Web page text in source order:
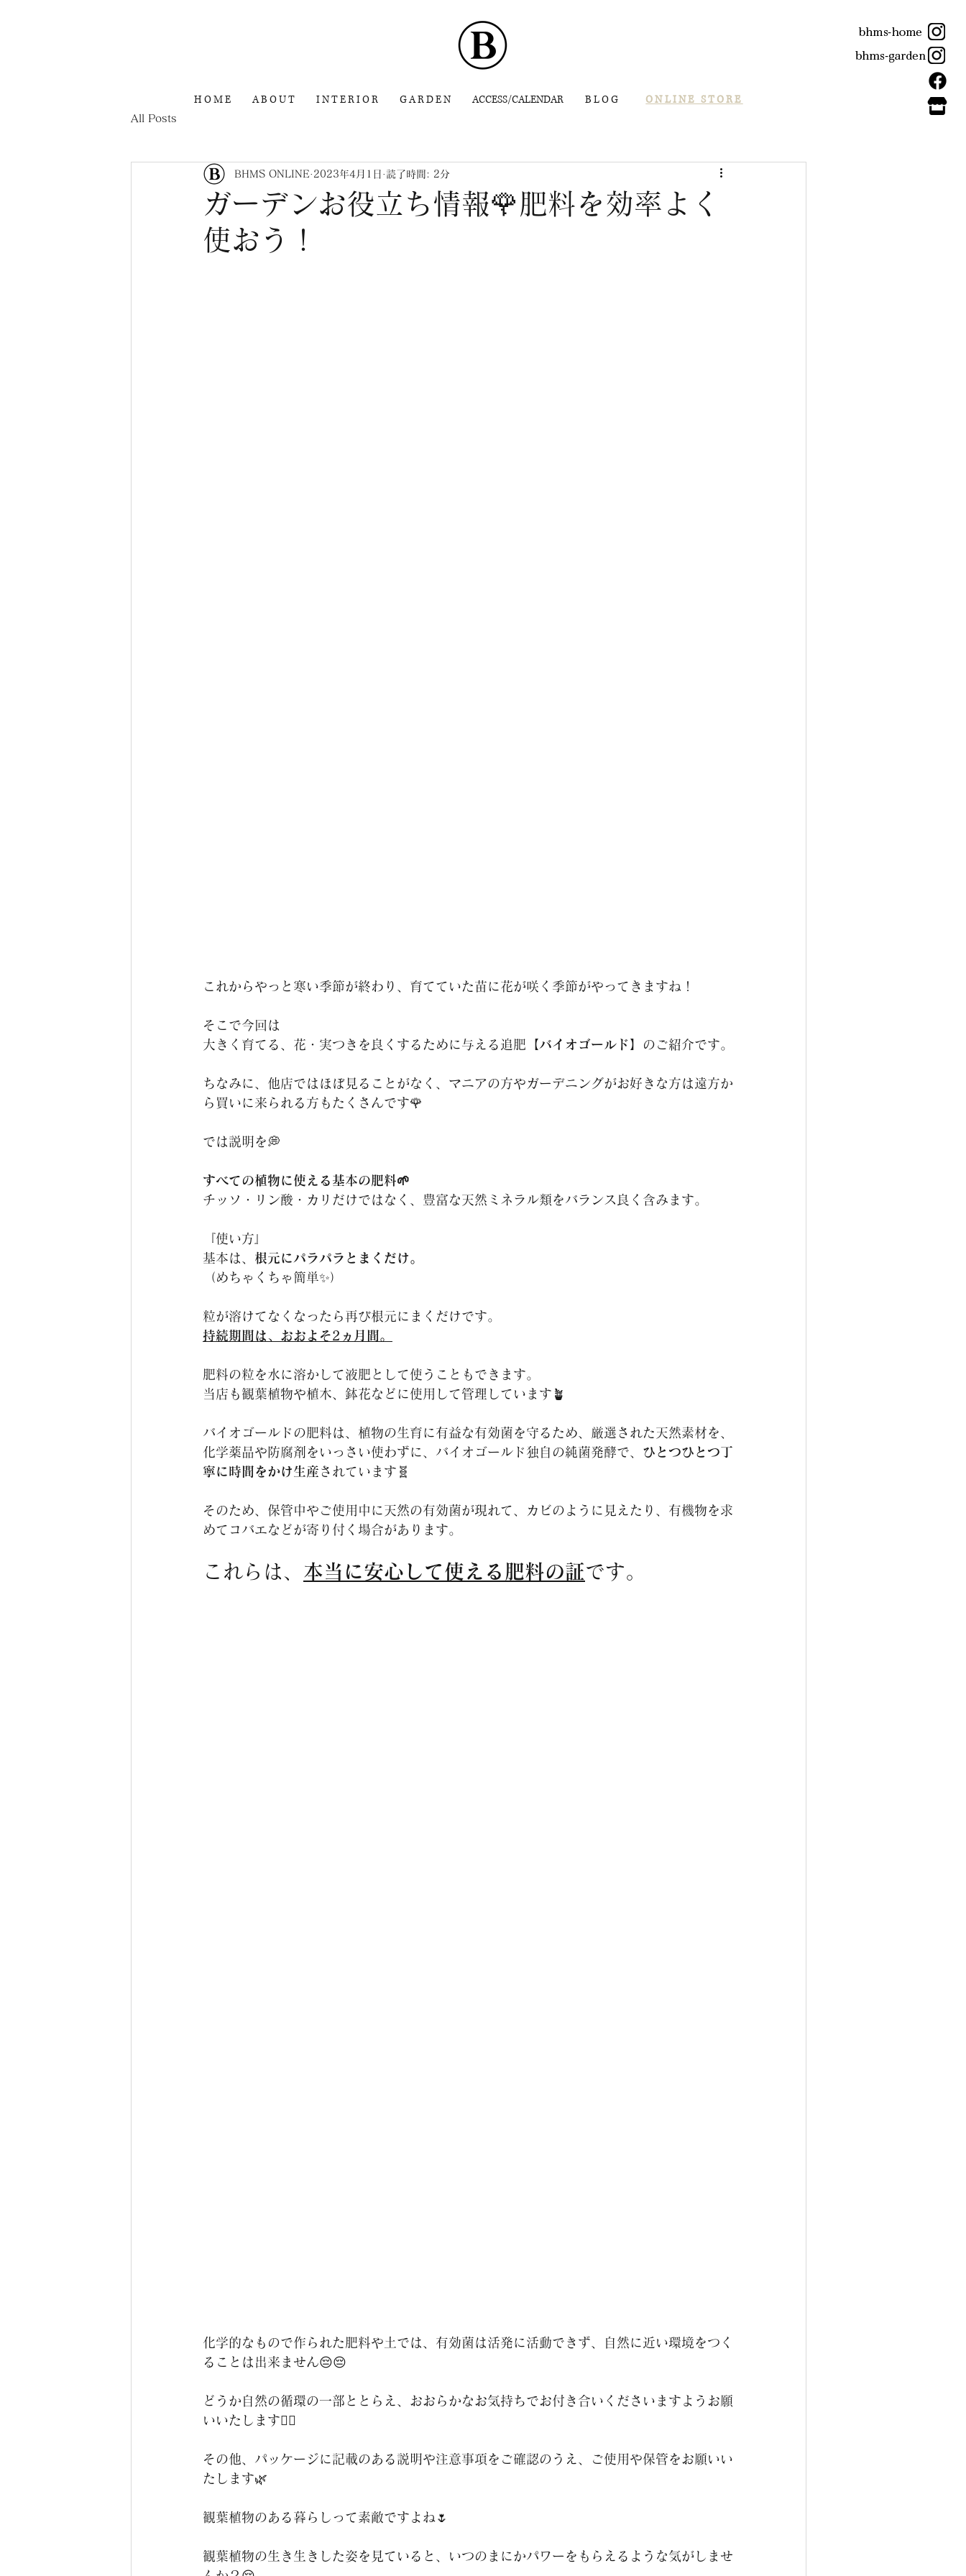
H O M E A B O U T I N T E R I O R G A R D E N ACCESS/CALENDAR B L O G ONLINE STORE
All Posts
ガーデンお役立ち情報🌹肥料を効率よく
使おう！
BHMS ONLINE 2023年4月1日 読了時間: 2分
これからやっと寒い季節が終わり、育てていた苗に花が咲く季節がやってきますね！
そこで今回は
大きく育てる、花・実つきを良くするために与える追肥 【バイオゴールド】 のご紹介です。
ちなみに、他店ではほぼ見ることがなく、マニアの方やガーデニングがお好きな方は遠方か
ら買いに来られる方もたくさんです🌹
では説明を💭
すべての植物に使える基本の肥料🌱
チッソ・リン酸・カリだけではなく、豊富な天然ミネラル類をバランス良く含みます。
『使い方』
基本は、 根元にパラパラとまくだけ。
（めちゃくちゃ簡単✨）
粒が溶けてなくなったら再び根元にまくだけです。
持続期間は、おおよそ2ヵ月間。
肥料の粒を水に溶かして液肥として使うこともできます。
当店も観葉植物や植木、鉢花などに使用して管理しています🪴
バイオゴールドの肥料は、植物の生育に有益な有効菌を守るため、厳選された天然素材を、
化学薬品や防腐剤をいっさい使わずに、バイオゴールド独自の純菌発酵で、 ひとつひとつ丁
寧に時間をかけ生産 されています🧬
そのため、保管中やご使用中に天然の有効菌が現れて、カビのように見えたり、有機物を求
めてコバエなどが寄り付く場合があります。
これらは、 本当に安心して使える肥料の証です。
化学的なもので作られた肥料や土では、有効菌は活発に活動できず、自然に近い環境をつく
ることは出来ません😔😔
どうか自然の循環の一部ととらえ、おおらかなお気持ちでお付き合いくださいますようお願
いいたします🙇‍♀️
その他、パッケージに記載のある説明や注意事項をご確認のうえ、ご使用や保管をお願いい
たします🌿
観葉植物のある暮らしって素敵ですよね🌷
観葉植物の生き生きした姿を見ていると、いつのまにかパワーをもらえるような気がしませ